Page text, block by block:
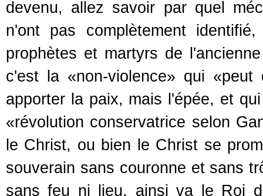
devenu, allez savoir par quel
n'ont pas complètement
prophètes et martyrs de
c'est la «non-violence» qui
apporter la paix, mais l'épée, et
«révolution conservatrice selon
le Christ, ou bien le Christ se
souverain sans couronne et sans
sans feu ni lieu, ainsi va le Roi